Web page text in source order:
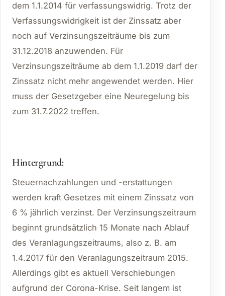
dem 1.1.2014 für verfassungswidrig. Trotz der
Verfassungswidrigkeit ist der Zinssatz aber
noch auf Verzinsungszeiträume bis zum
31.12.2018 anzuwenden. Für
Verzinsungszeiträume ab dem 1.1.2019 darf der
Zinssatz nicht mehr angewendet werden. Hier
muss der Gesetzgeber eine Neuregelung bis
zum 31.7.2022 treffen.
Hintergrund:
Steuernachzahlungen und -erstattungen
werden kraft Gesetzes mit einem Zinssatz von
6 % jährlich verzinst. Der Verzinsungszeitraum
beginnt grundsätzlich 15 Monate nach Ablauf
des Veranlagungszeitraums, also z. B. am
1.4.2017 für den Veranlagungszeitraum 2015.
Allerdings gibt es aktuell Verschiebungen
aufgrund der Corona-Krise. Seit langem ist